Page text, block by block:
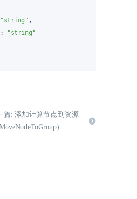
"string" ,
:
"string"
篇: 添加计算节点到资源